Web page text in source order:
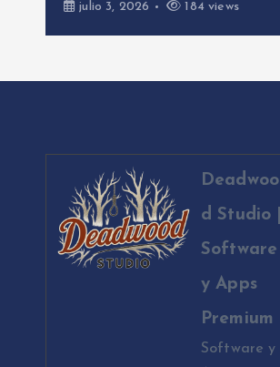
julio 3, 2026
184 views
Deadwoo
d Studio |
Software
y Apps
Premium
Software y